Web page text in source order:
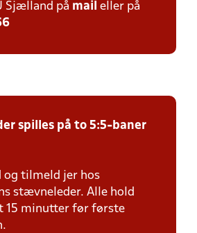
Sjælland på mail eller på
spilles på to 5:5-baner
og tilmeld jer hos
stævneleder. Alle hold
15 minutter før første